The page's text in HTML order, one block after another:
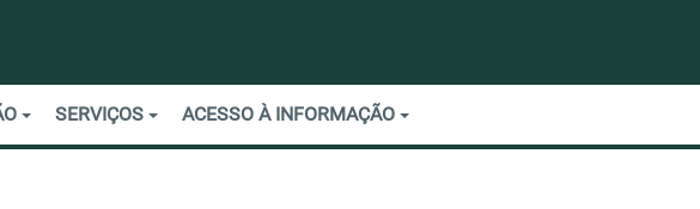
SERVIÇOS ACESSO À INFORMAÇÃO